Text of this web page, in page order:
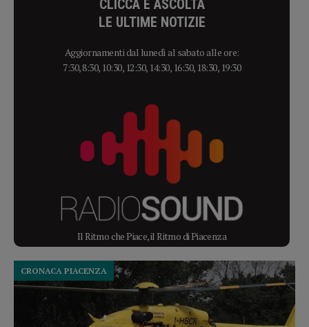
CLICCA E ASCOLTA
LE ULTIME NOTIZIE
Aggiornamenti dal lunedì al sabato alle ore:
7:30, 8:30, 10:30, 12:30, 14:30, 16:30, 18:30, 19:30
Il Ritmo che Piace, il Ritmo di Piacenza
CRONACA PIACENZA